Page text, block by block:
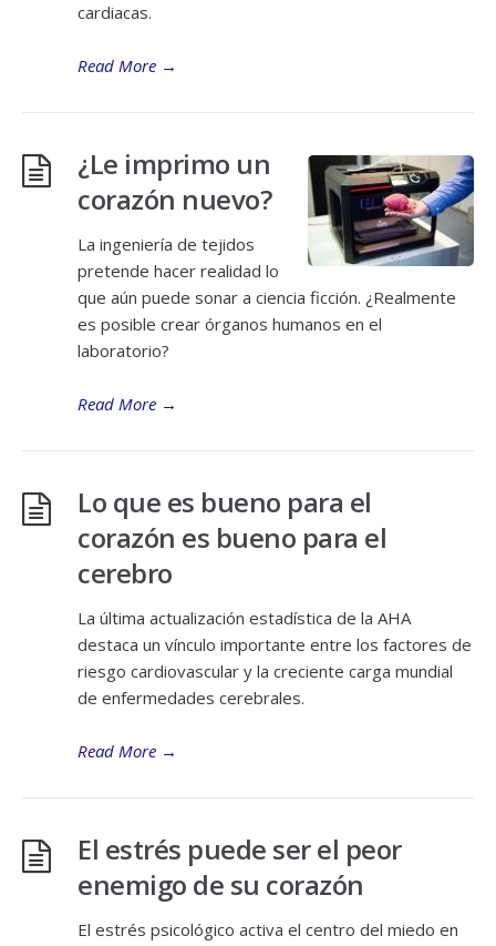
cardiacas.
Read More →
¿Le imprimo un
corazón nuevo?
La ingeniería de tejidos
pretende hacer realidad lo
que aún puede sonar a ciencia ficción. ¿Realmente
es posible crear órganos humanos en el
laboratorio?
Read More →
Lo que es bueno para el
corazón es bueno para el
cerebro
La última actualización estadística de la AHA
destaca un vínculo importante entre los factores de
riesgo cardiovascular y la creciente carga mundial
de enfermedades cerebrales.
Read More →
El estrés puede ser el peor
enemigo de su corazón
El estrés psicológico activa el centro del miedo en